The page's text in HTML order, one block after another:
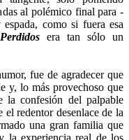
al polémico final para -
como si fuera esa
Perdidos era tan sólo un
fue de agradecer que
y, lo más provechoso que
la confesión del palpable
el redentor desenlace de la
una gran familia que